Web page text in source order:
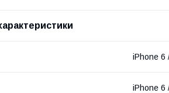
iPhone 6
iPhone 6